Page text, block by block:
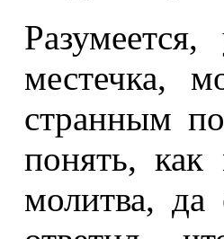
местечка,
странным
понять, как
молитва,